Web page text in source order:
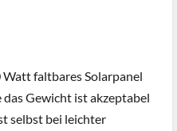
Watt faltbares Solarpanel
Gewicht ist akzeptabel
selbst bei leichter